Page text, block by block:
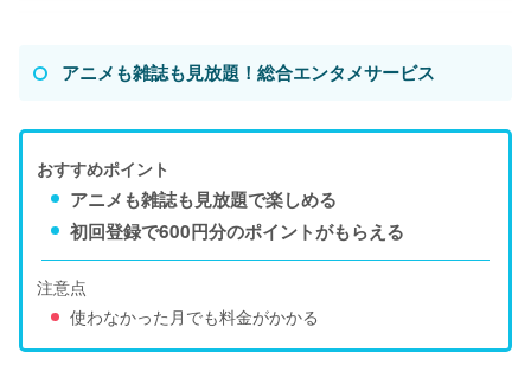
アニメも雑誌も見放題！総合エンタメサービス
おすすめポイント
アニメも雑誌も見放題で楽しめる
初回登録で600円分のポイントがもらえる
注意点
使わなかった月でも料金がかかる